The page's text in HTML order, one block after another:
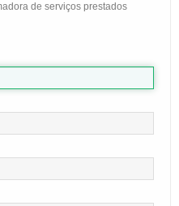
de serviços prestados